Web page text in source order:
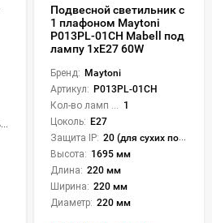
Подвесной светильник с
1 плафоном Maytoni
P013PL-01CH Mabell под
лампу 1xE27 60W
Бренд: Maytoni
Артикул: P013PL-01CH
1
Цоколь: E27
Защита IP: 20 (для сухих пом.)
Высота: 1695 мм
Длина: 220 мм
Ширина: 220 мм
Диаметр: 220 мм